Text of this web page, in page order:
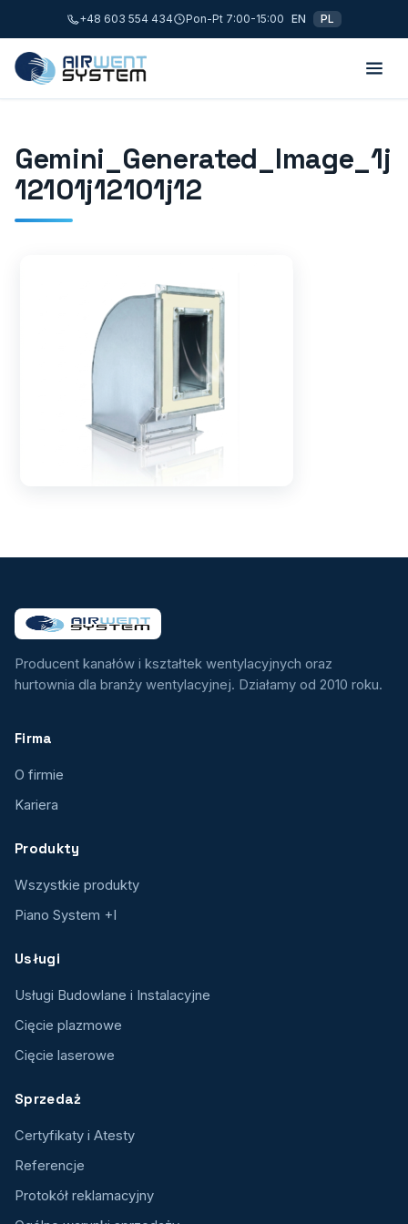
+48 603 554 434 Pon-Pt 7:00-15:00 EN PL
Gemini_Generated_Image_1j
12101j12101j12
Producent kanałów i kształtek wentylacyjnych oraz
hurtownia dla branży wentylacyjnej. Działamy od 2010 roku.
Firma
O firmie
Kariera
Produkty
Wszystkie produkty
Piano System +I
Usługi
Usługi Budowlane i Instalacyjne
Cięcie plazmowe
Cięcie laserowe
Sprzedaż
Certyfikaty i Atesty
Referencje
Protokół reklamacyjny